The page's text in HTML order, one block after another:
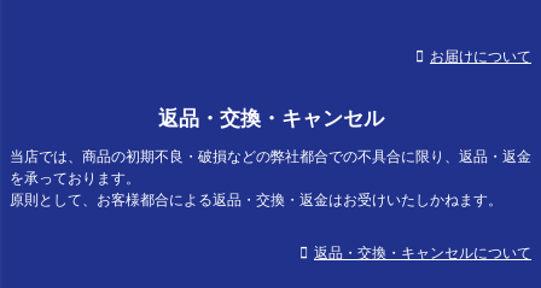
お届けについて
返品・交換・キャンセル
当店では、商品の初期不良・破損などの弊社都合での不具合に限り、返品・返金
を承っております。
原則として、お客様都合による返品・交換・返金はお受けいたしかねます。
返品・交換・キャンセルについて